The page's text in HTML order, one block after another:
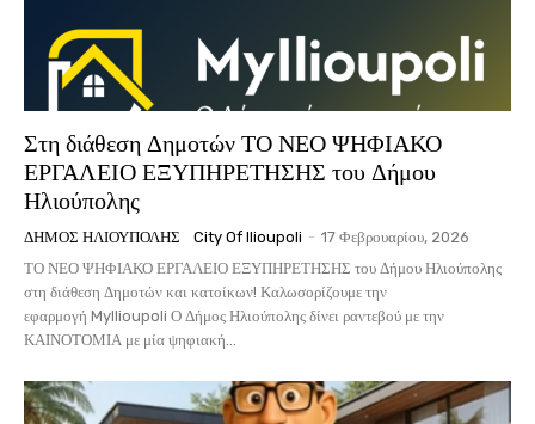
Στη διάθεση Δημοτών ΤΟ ΝΕΟ ΨΗΦΙΑΚΟ
ΕΡΓΑΛΕΙΟ ΕΞΥΠΗΡΕΤΗΣΗΣ του Δήμου
Ηλιούπολης
ΔΉΜΟΣ ΗΛΙΟΎΠΟΛΗΣ City Of Ilioupoli - 17 Φεβρουαρίου, 2026
ΤΟ ΝΕΟ ΨΗΦΙΑΚΟ ΕΡΓΑΛΕΙΟ ΕΞΥΠΗΡΕΤΗΣΗΣ του Δήμου Ηλιούπολης
στη διάθεση Δημοτών και κατοίκων! Καλωσορίζουμε την
εφαρμογή MyIlioupoli Ο Δήμος Ηλιούπολης δίνει ραντεβού με την
ΚΑΙΝΟΤΟΜΙΑ με μία ψηφιακή...